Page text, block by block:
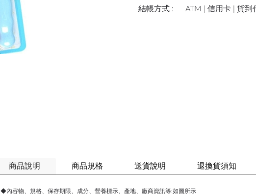
結帳方式 : ATM | 信用卡 | 貨到
商品說明 商品規格 送貨說明 退換貨須知
◆內容物、規格、保存期限、成分、營養標示、產地、廠商資訊等:如圖所示